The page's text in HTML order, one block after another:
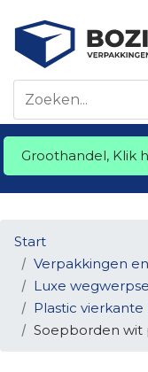
Groothandel, Klik
Start
Verpakkingen
Luxe
Plastic
Soepborden wit